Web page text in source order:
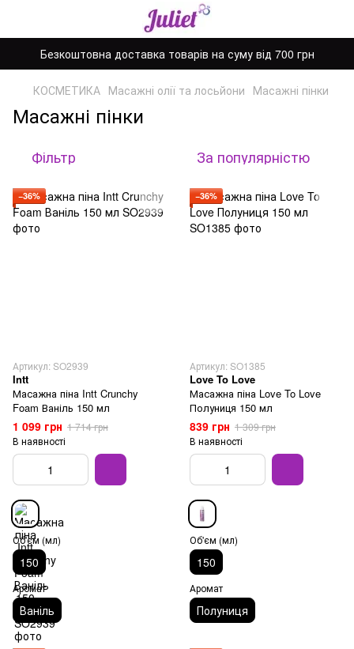
Безкоштовна доставка товарів на суму від 700 грн
КОСМЕТИКА Масажні олії та лосьйони Масажні пінки
Масажні пінки
Фільтр За популярністю
−36%
Артикул: SO2939
Intt
Масажна піна Intt Crunchy
Foam Ваніль 150 мл
1 099 грн 1 714 грн
В наявності
Об'єм (мл)
150
Аромат
Ваніль
−36%
Артикул: SO1385
Love To Love
Масажна піна Love To Love
Полуниця 150 мл
839 грн 1 309 грн
В наявності
Об'єм (мл)
150
Аромат
Полуниця